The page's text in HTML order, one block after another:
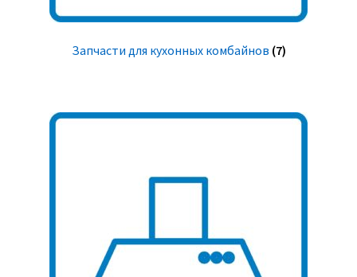
Запчасти для кухонных комбайнов (7)